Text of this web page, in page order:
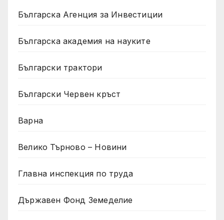
Българска Агенция за Инвестиции
Българска академия на науките
Български трактори
Български Червен кръст
Варна
Велико Търново – Новини
Главна инспекция по труда
Държавен Фонд Земеделие